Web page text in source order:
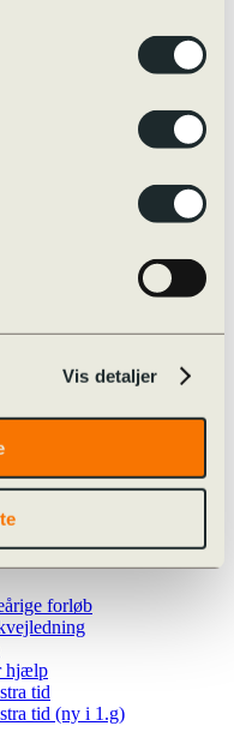
Vis detaljer
offline hjælpemidler
forløb
hjælp
tid
tid (ny i 1.g)